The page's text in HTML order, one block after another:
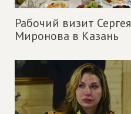
Рабочий визит Сергея
Миронова в Казань